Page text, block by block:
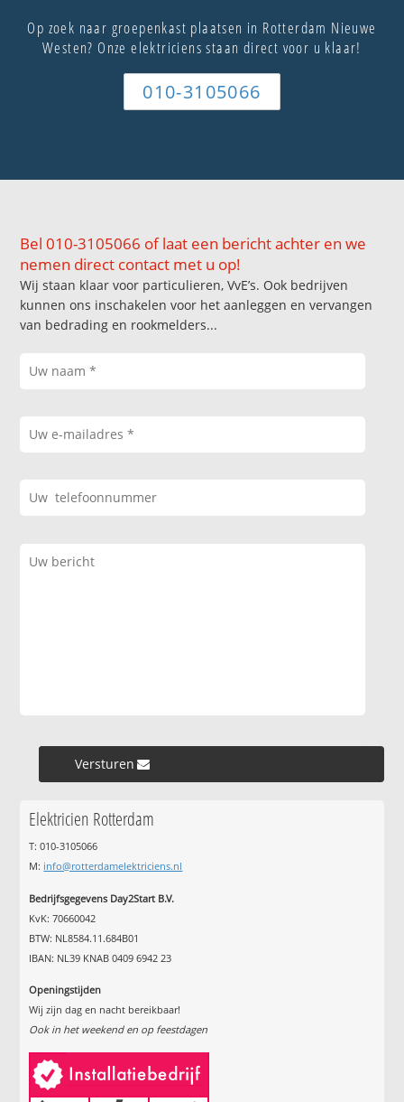
Op zoek naar groepenkast plaatsen in Rotterdam Nieuwe
Westen? Onze elektriciens staan direct voor u klaar!
010-3105066
Bel 010-3105066 of laat een bericht achter en we
nemen direct contact met u op!
Wij staan klaar voor particulieren, VvE’s. Ook bedrijven
kunnen ons inschakelen voor het aanleggen en vervangen
van bedrading en rookmelders...
Versturen »
Elektricien Rotterdam
T: 010-3105066
M: info@rotterdamelektriciens.nl
Bedrijfsgegevens Day2Start B.V.
KvK: 70660042
BTW: NL8584.11.684B01
IBAN: NL39 KNAB 0409 6942 23
Openingstijden
Wij zijn dag en nacht bereikbaar!
Ook in het weekend en op feestdagen